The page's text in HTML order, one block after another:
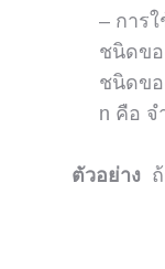
– การใ
ชนิดของ
ชนิดของ
n คือ จำน
ตัวอย่าง